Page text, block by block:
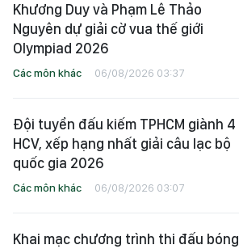
Khương Duy và Phạm Lê Thảo
Nguyên dự giải cờ vua thế giới
Olympiad 2026
Các môn khác 06/08/2026 03:37
Đội tuyển đấu kiếm TPHCM giành 4
HCV, xếp hạng nhất giải câu lạc bộ
quốc gia 2026
Các môn khác 06/08/2026 03:07
Khai mạc chương trình thi đấu bóng